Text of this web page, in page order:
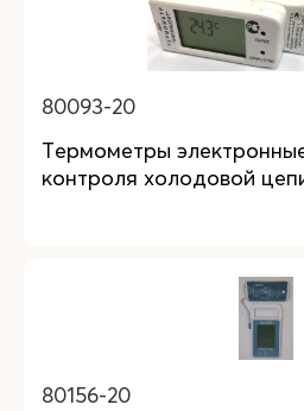
80093-20
Термометры
контроля холодовой
80156-20